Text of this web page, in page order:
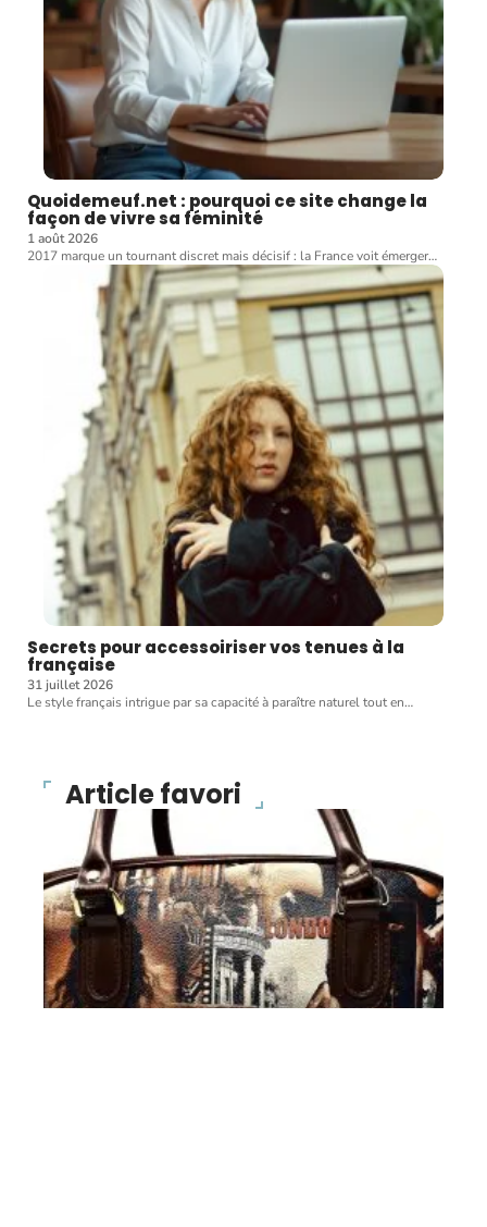
Quoidemeuf.net : pourquoi ce site change la
façon de vivre sa féminité
1 août 2026
2017 marque un tournant discret mais décisif : la France voit émerger…
Secrets pour accessoiriser vos tenues à la
française
31 juillet 2026
Le style français intrigue par sa capacité à paraître naturel tout en…
Article favori